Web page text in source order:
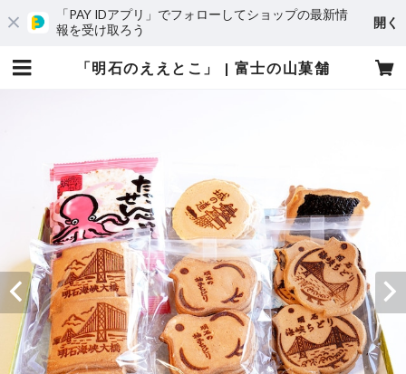
「PAY IDアプリ」でフォローしてショップの最新情
報を受け取ろう
開く
「明石のええとこ」 | 富士の山菓舗